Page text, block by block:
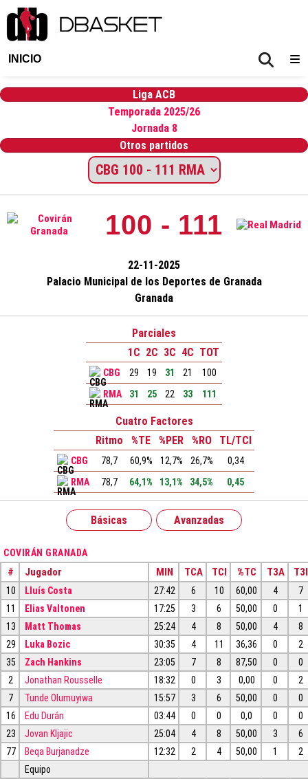
INICIO
Liga ACB
Temporada 2025/26
Jornada 8
Otros partidos
100 - 111
22-11-2025
Palacio Municipal de los Deportes de Granada
Granada
Parciales
1C 2C 3C 4C TOT
CBG 29 19 31 21
100
RMA
31 25 22 33 111
Cuatro Factores
Ritmo
%TE %PER %RO TL/TCI
CBG 78,7 60,9% 12,7% 26,7%
0,34
RMA
78,7 64,1% 13,1% 34,5% 0,45
Básicas Avanzadas
COVIRÁN GRANADA
# Jugador MIN TCA TCI %TC T3A T3I
10 Lluís Costa 27:42 6 10 60,00 4
7
11
Elias Valtonen 17:25 3 6 50,00 0
1
13
Matt Thomas 25:24 4 8 50,00 4
8
29
Luka Bozic 30:35 4 11 36,36 0
2
35
Zach Hankins 23:05 7 8 87,50 0
0
2
Jonathan Rousselle 18:32 0 3 0,00 0
2
7
Tunde Olumuyiwa 15:57 3 6 50,00 0
0
16
Edu Durán 03:44 0 0 0,0 0
0
23
Jovan Kljajic 25:04 4 8 50,00 3
6
77
Beqa Burjanadze 12:32 2 4 50,00 1
2
Equipo